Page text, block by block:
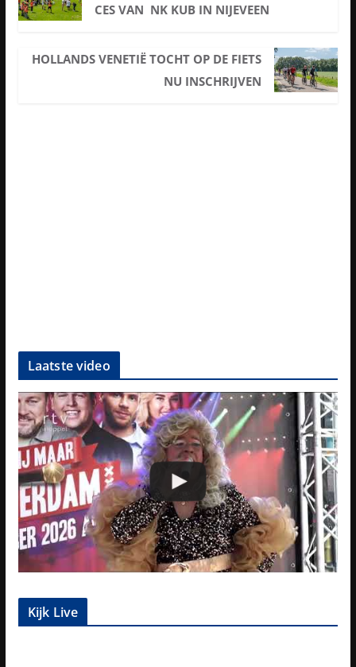
CES VAN NK KUB IN NIJEVEEN
HOLLANDS VENETIË TOCHT OP DE FIETS
NU INSCHRIJVEN
Laatste video
Kijk Live